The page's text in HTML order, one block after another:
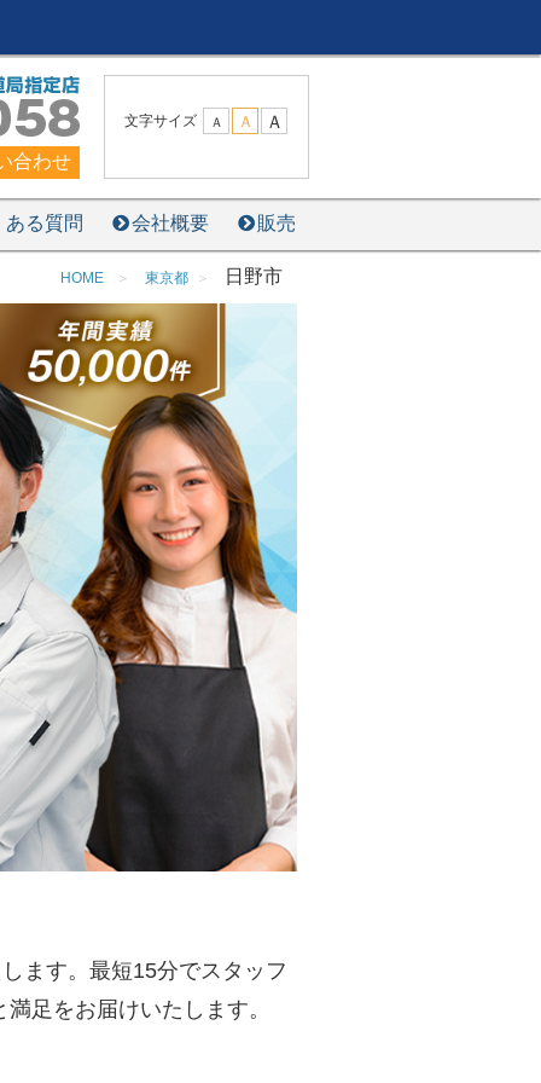
合わせ
文字サイズ Ａ Ａ Ａ
ある質問 会社概要 販売
HOME 東京都 日野市
ます。最短15分でスタッフ
足をお届けいたします。